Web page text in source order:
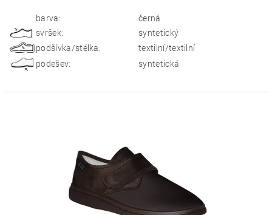
barva:
černá
svršek:
syntetický
podšívka/stélka:
textilní/textilní
podešev:
syntetická